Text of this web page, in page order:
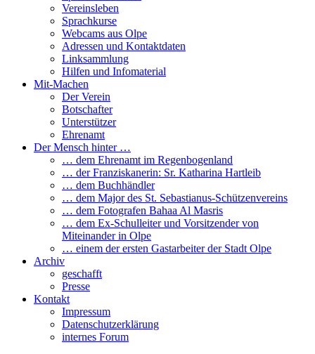
Vereinsleben
Sprachkurse
Webcams aus Olpe
Adressen und Kontaktdaten
Linksammlung
Hilfen und Infomaterial
Mit-Machen
Der Verein
Botschafter
Unterstützer
Ehrenamt
Der Mensch hinter …
… dem Ehrenamt im Regenbogenland
… der Franziskanerin: Sr. Katharina Hartleib
… dem Buchhändler
… dem Major des St. Sebastianus-Schützenvereins
… dem Fotografen Bahaa Al Masris
… dem Ex-Schulleiter und Vorsitzender von
Miteinander in Olpe
… einem der ersten Gastarbeiter der Stadt Olpe
Archiv
geschafft
Presse
Kontakt
Impressum
Datenschutzerklärung
internes Forum